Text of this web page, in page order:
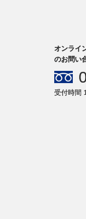
オンライ
のお問い
受付時間